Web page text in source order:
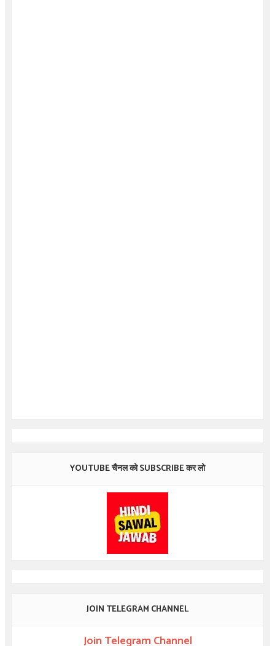
YOUTUBE चैनल को SUBSCRIBE कर लो
JOIN TELEGRAM CHANNEL
Join Telegram Channel